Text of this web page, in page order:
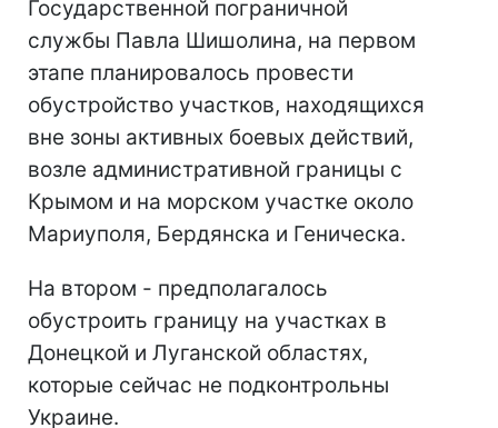
Государственной пограничной
службы Павла Шишолина, на первом
этапе планировалось провести
обустройство участков, находящихся
вне зоны активных боевых действий,
возле административной границы с
Крымом и на морском участке около
Мариуполя, Бердянска и Геническа.
На втором - предполагалось
обустроить границу на участках в
Донецкой и Луганской областях,
которые сейчас не подконтрольны
Украине.